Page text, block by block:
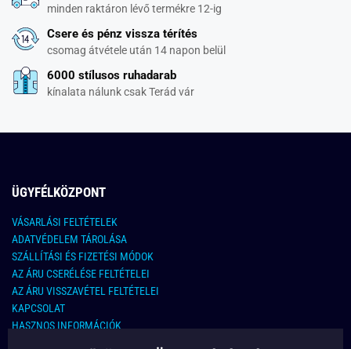
minden raktáron lévő termékre 12-ig
Csere és pénz vissza térítés
csomag átvétele után 14 napon belül
6000 stílusos ruhadarab
kínalata nálunk csak Terád vár
ÜGYFÉLKÖZPONT
VÁSARLÁSI FELTÉTELEK
ADATVÉDELEM TÁROLÁSA
SZÁLLÍTÁSI ÉS FIZETÉSI MÓDOK
AZ ÁRU CSERÉLÉSE FELTÉTELEI
AZ ÁRU VISSZAVÉTEL FELTÉTELEI
KAPCSOLAT
HASZNOS INFORMÁCIÓK